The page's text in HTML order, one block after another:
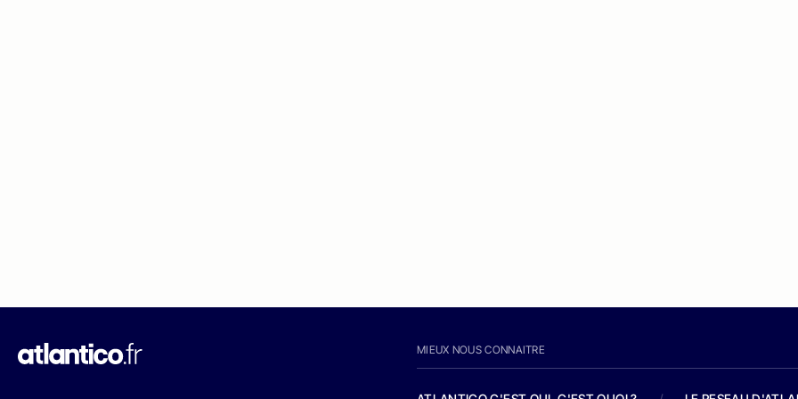
MIEUX NOUS CONNAITRE